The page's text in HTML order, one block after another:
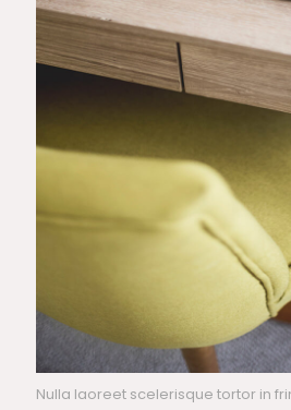
Nulla laoreet scelerisque tortor in